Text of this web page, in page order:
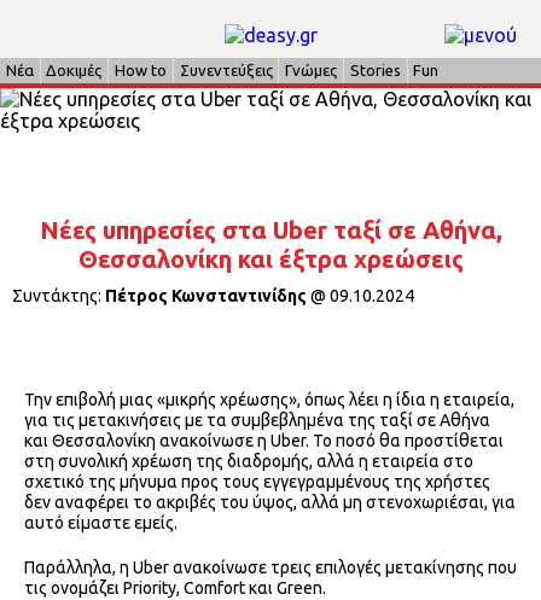
Νέα Δοκιμές How to Συνεντεύξεις Γνώμες Stories Fun
Νέες υπηρεσίες στα Uber ταξί σε Αθήνα,
Θεσσαλονίκη και έξτρα χρεώσεις
Συντάκτης: Πέτρος Κωνσταντινίδης @ 09.10.2024
Την επιβολή μιας «μικρής χρέωσης», όπως λέει η ίδια η εταιρεία,
για τις μετακινήσεις με τα συμβεβλημένα της ταξί σε Αθήνα
και Θεσσαλονίκη ανακοίνωσε η Uber. Το ποσό θα προστίθεται
στη συνολική χρέωση της διαδρομής, αλλά η εταιρεία στο
σχετικό της μήνυμα προς τους εγγεγραμμένους της χρήστες
δεν αναφέρει το ακριβές του ύψος, αλλά μη στενοχωριέσαι, για
αυτό είμαστε εμείς.
Παράλληλα, η Uber ανακοίνωσε τρεις επιλογές μετακίνησης που
τις ονομάζει Priority, Comfort και Green.